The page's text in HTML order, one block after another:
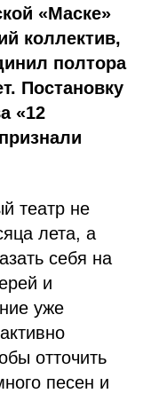
«Маске»
коллектив,
полтора
Постановку
«12
театр не
лета, а
себя на
и
уже
отточить
песен и